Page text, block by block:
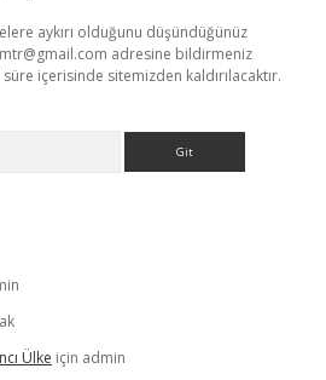
aykırı olduğunu düşündüğünüz
adresine bildirmeniz
içerisinde sitemizden kaldırılacaktır.
Ülke için admin